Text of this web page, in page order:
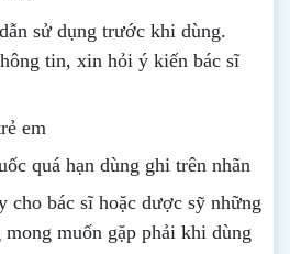
sử dụng trước khi dùng.
tin, xin hỏi ý kiến bác sĩ
em
quá hạn dùng ghi trên nhãn
cho bác sĩ hoặc dược sỹ những
mong muốn gặp phải khi dùng